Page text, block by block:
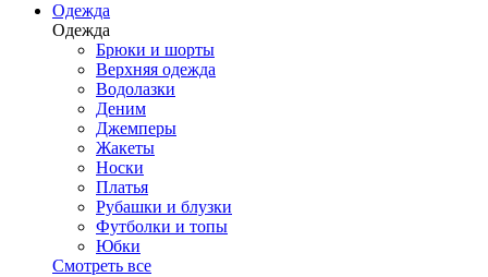
Одежда
Одежда
Брюки и шорты
Верхняя одежда
Водолазки
Деним
Джемперы
Жакеты
Носки
Платья
Рубашки и блузки
Футболки и топы
Юбки
Смотреть все